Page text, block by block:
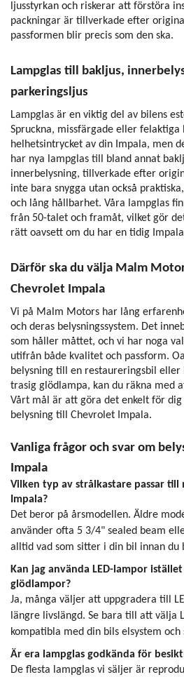
ljusstyrkan och riskerar att förstöra
packningar är tillverkade efter
passformen blir precis som den ska.
Lampglas till bakljus,
parkeringsljus
Lampglas är en viktig del av bilens
Spruckna, missfärgade eller felaktiga
helhetsintrycket av din Impala, men
har nya lampglas till bland annat
innerbelysning, tillverkade efter
inte bara snygga utan också
och lång hållbarhet. Våra lampglas
från 50-talet och framåt, vilket gör
rätt oavsett om du har en tidig
Därför ska du välja Malm
Chevrolet Impala
Vi på Malm Motors har lång
och deras belysningssystem. Det
som håller måttet, och vi har noga
utifrån både kvalitet och passform.
belysning till en restaureringsbil eller
trasig glödlampa, kan du räkna med
Vårt mål är att göra det enkelt för
belysning till Chevrolet Impala.
Vanliga frågor och svar om
Impala
Vilken typ av strålkastare passar till
Impala?
Det beror på årsmodellen. Äldre
använder ofta 5 3/4" sealed beam
alltid vad som sitter i din bil innan du
Kan jag använda LED-lampor
glödlampor?
Ja, många väljer att uppgradera till
längre livslängd. Se bara till att välja
kompatibla med din bils elsystem
Är era lampglas godkända för
De flesta lampglas vi säljer är